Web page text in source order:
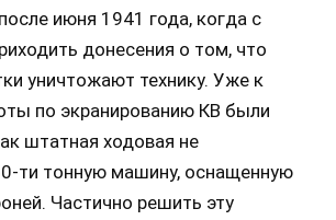
июня 1941 года, когда с
донесения о том, что
уничтожают технику. Уже к
по экранированию КВ были
штатная ходовая не
ти тонную машину, оснащенную
Частично решить эту